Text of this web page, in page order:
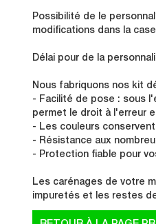
Possibilité de le
modifications dans la
Délai pour de la
Nous fabriquons nos kit
- Facilité de pose : sous
permet le droit à l'erreur
- Les couleurs
- Résistance aux
- Protection fiable pour
Les carénages de votre
impuretés et les restes